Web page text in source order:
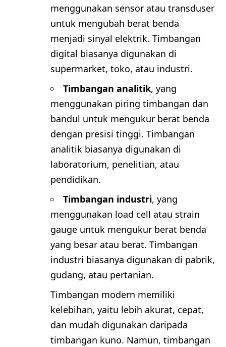
menggunakan sensor atau transduser
untuk mengubah berat benda
menjadi sinyal elektrik. Timbangan
digital biasanya digunakan di
supermarket, toko, atau industri.
Timbangan analitik, yang
menggunakan piring timbangan dan
bandul untuk mengukur berat benda
dengan presisi tinggi. Timbangan
analitik biasanya digunakan di
laboratorium, penelitian, atau
pendidikan.
Timbangan industri, yang
menggunakan load cell atau strain
gauge untuk mengukur berat benda
yang besar atau berat. Timbangan
industri biasanya digunakan di pabrik,
gudang, atau pertanian.
Timbangan modern memiliki
kelebihan, yaitu lebih akurat, cepat,
dan mudah digunakan daripada
timbangan kuno. Namun, timbangan